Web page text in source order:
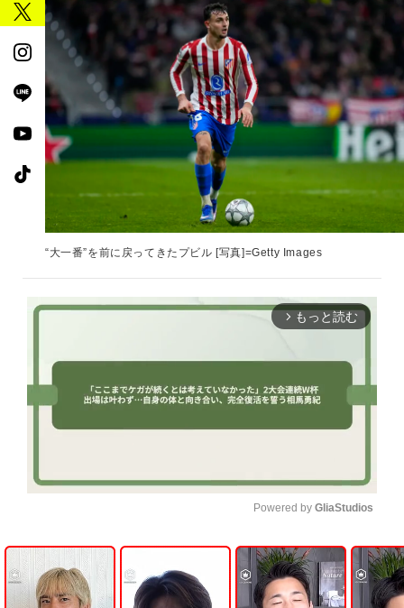
“大一番”を前に戻ってきたプビル [写真]=Getty Images
arrow_forward_ios もっと読む
U
n
m
u
Powered by GliaStudios